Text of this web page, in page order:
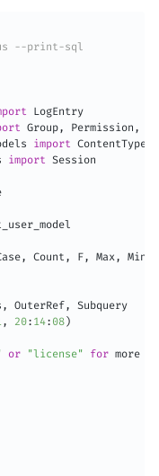
--print-sql
Group, Permission ,
import
import
, Count , F, Max, Min
, OuterRef,
Subquery
, 20: 14: 08 )
or "license" for more